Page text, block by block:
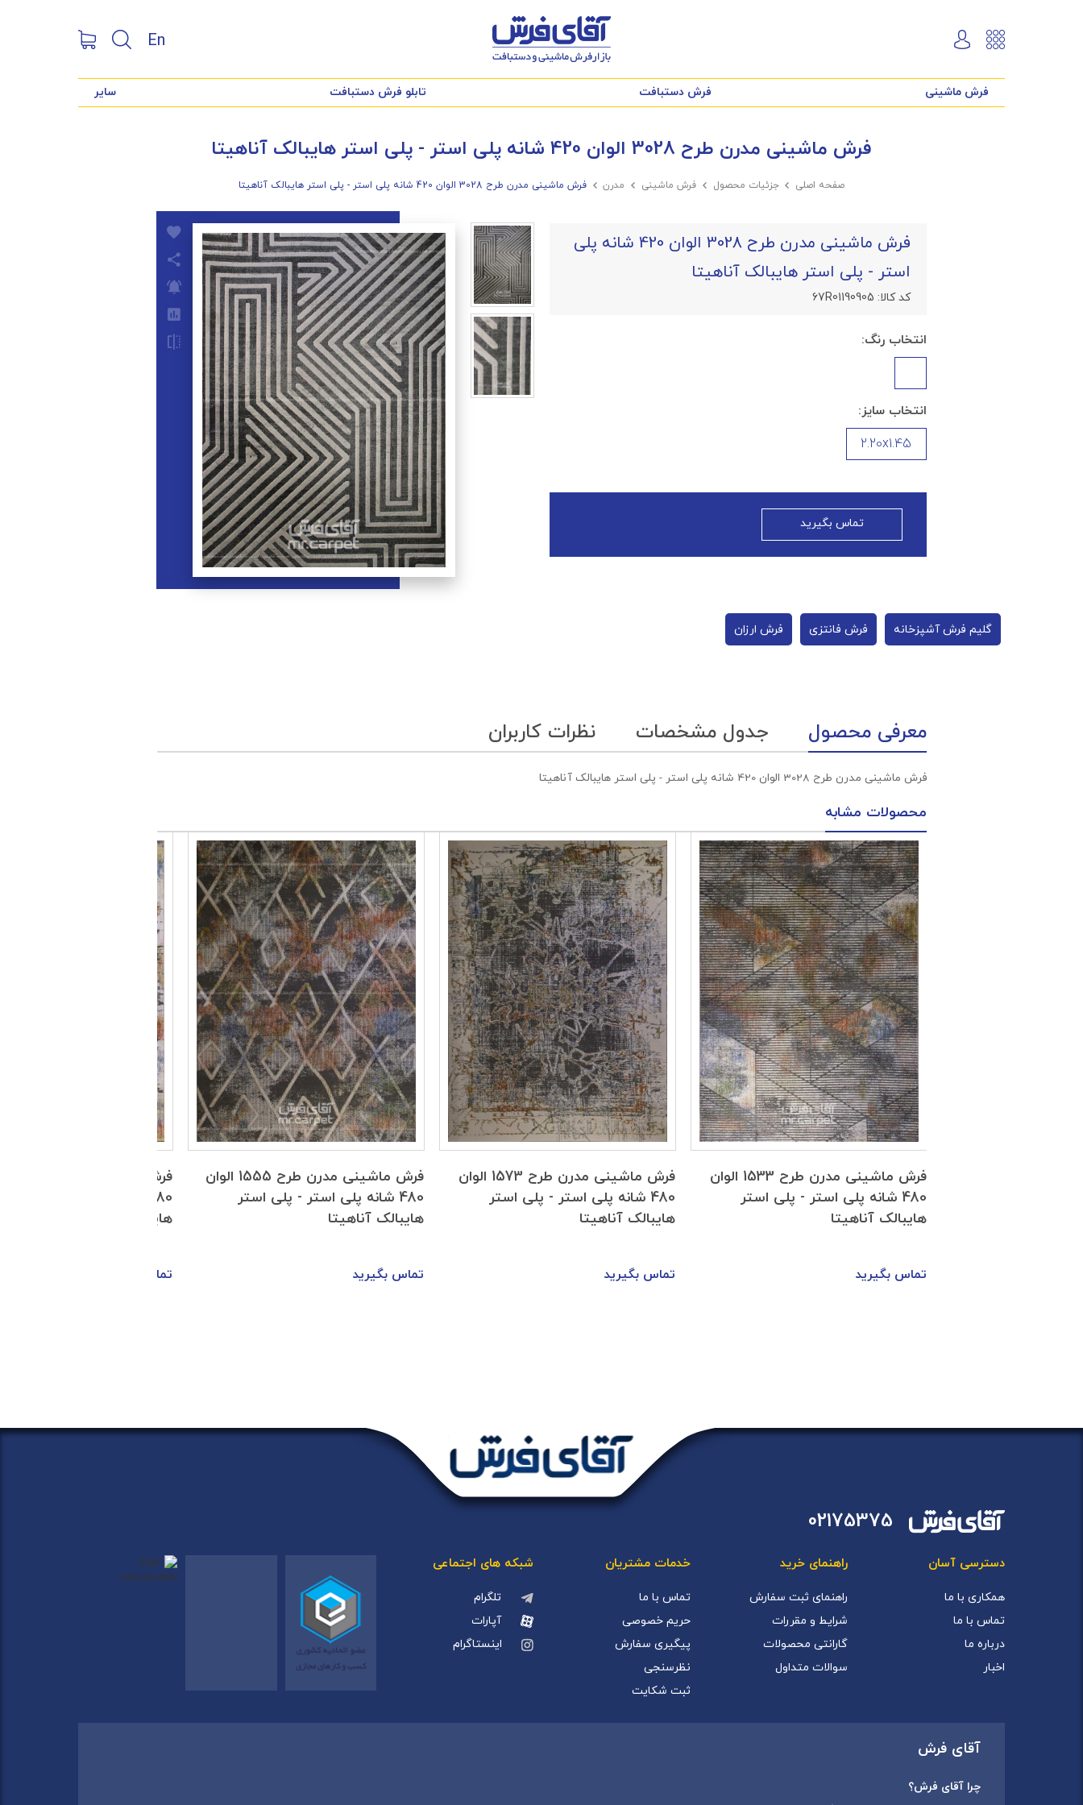
En
فرش ماشینی فرش دستبافت تابلو فرش دستبافت سایر
فرش ماشینی مدرن طرح 3028 الوان 420 شانه پلی استر - پلی استر هایبالک آناهیتا
صفحه اصلی  جزئیات محصول  فرش ماشینی  مدرن  فرش ماشینی مدرن طرح 3028 الوان 420 شانه پلی استر - پلی استر هایبالک آناهیتا
فرش ماشینی مدرن طرح 3028 الوان 420 شانه پلی
استر - پلی استر هایبالک آناهیتا
کد کالا: 67R01190905
انتخاب رنگ:
انتخاب سایز:
2.20x1.45
تماس بگیرید
گلیم فرش آشپزخانه فرش فانتزی فرش ارزان
معرفی محصول جدول مشخصات نظرات کاربران
فرش ماشینی مدرن طرح 3028 الوان 420 شانه پلی استر - پلی استر هایبالک آناهیتا
محصولات مشابه
فرش ماشینی مدرن طرح 1533 الوان
480 شانه پلی استر - پلی استر
هایبالک آناهیتا
تماس بگیرید
فرش ماشینی مدرن طرح 1573 الوان
480 شانه پلی استر - پلی استر
هایبالک آناهیتا
تماس بگیرید
فرش ماشینی مدرن طرح 1555 الوان
480 شانه پلی استر - پلی استر
هایبالک آناهیتا
تماس بگیرید
هایبالک آناهیتا
تماس بگیرید
02175375
دسترسی آسان
همکاری با ما
تماس با ما
درباره ما
اخبار
راهنمای خرید
راهنمای ثبت سفارش
شرایط و مقررات
گارانتی محصولات
سوالات متداول
خدمات مشتریان
تماس با ما
حریم خصوصی
پیگیری سفارش
نظرسنجی
ثبت شکایت
شبکه های اجتماعی
تلگرام
آپارات
اینستاگرام
آقای فرش
چرا آقای فرش؟